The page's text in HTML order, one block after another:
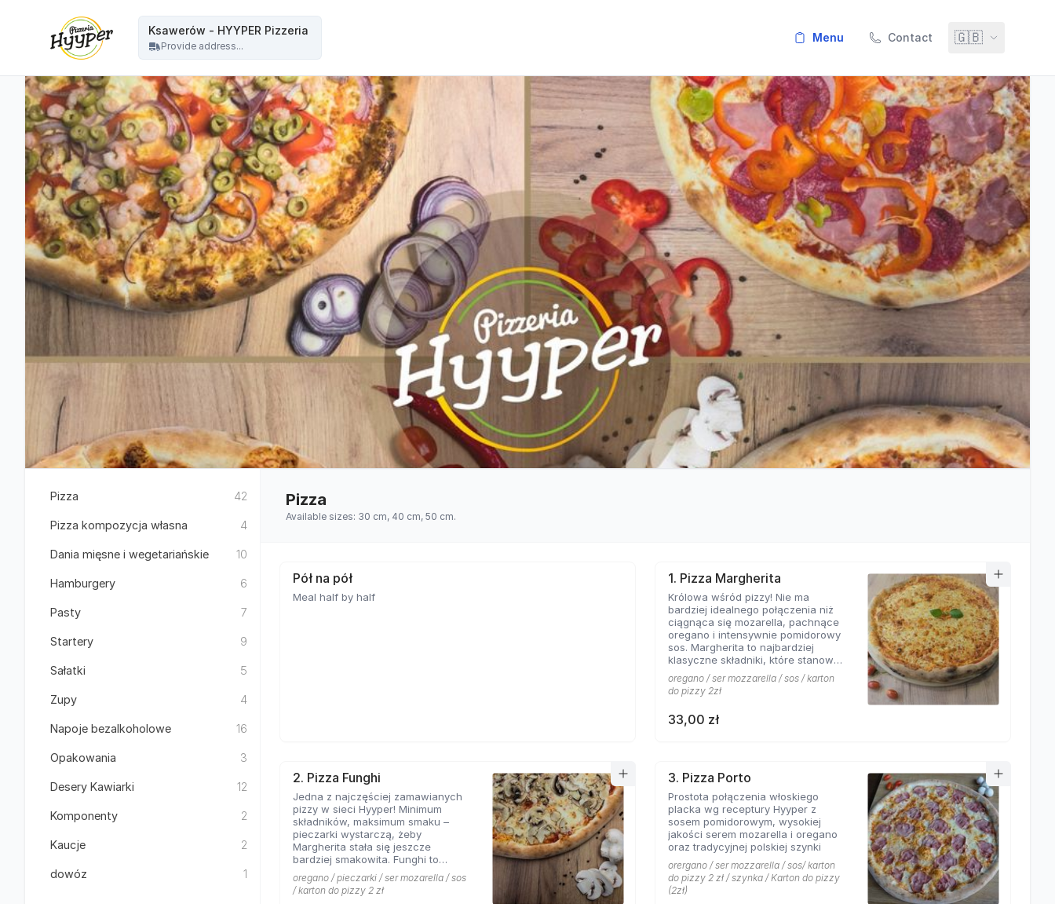
Ksawerów - HYYPER Pizzeria
Provide address...
menu Contact 🇬🇧
Pizza 42
Pizza kompozycja własna 4
Dania mięsne i wegetariańskie 10
Hamburgery 6
Pasty 7
Startery 9
Sałatki 5
Zupy 4
Napoje bezalkoholowe 16
Opakowania 3
Desery Kawiarki 12
Komponenty 2
Kaucje 2
dowóz 1
Pizza
Available sizes: 30 cm, 40 cm, 50 cm.
Pół na pół
Meal half by half
1. Pizza Margherita
Królowa wśród pizzy! Nie ma
bardziej idealnego połączenia niż
ciągnąca się mozarella, pachnące
oregano i intensywnie pomidorowy
sos. Margherita to najbardziej
klasyczne składniki, które stanowią
bazę każdej pizzy. Nasza
Margherita z pewnością nie ma
sobie równych w okolicy!
oregano / ser mozzarella / sos / karton
do pizzy 2zł
33,00 zł
2. Pizza Funghi
Jedna z najczęściej zamawianych
pizzy w sieci Hyyper! Minimum
składników, maksimum smaku –
pieczarki wystarczą, żeby
Margherita stała się jeszcze
bardziej smakowita. Funghi to
kolejny klasyk, którego nie można
pominąć w menu prawdziwej
włoskiej pizzerii.
oregano / pieczarki / ser mozarella / sos
/ karton do pizzy 2 zł
3. Pizza Porto
Prostota połączenia włoskiego
placka wg receptury Hyyper z
sosem pomidorowym, wysokiej
jakości serem mozarella i oregano
oraz tradycyjnej polskiej szynki
orergano / ser mozzarella / sos/ karton
do pizzy 2 zł / szynka / Karton do pizzy
(2zł)